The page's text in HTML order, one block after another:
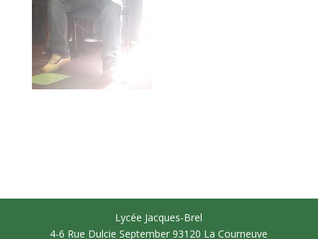
Lycée Jacques-Brel
4-6 Rue Dulcie September 93120 La Courneuve